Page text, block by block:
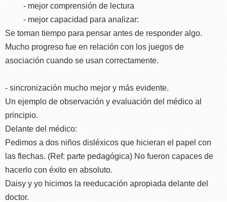
- mejor comprensión de lectura
- mejor capacidad para analizar:
Se toman tiempo para pensar antes de responder algo.
Mucho progreso fue en relación con los juegos de
asociación cuando se usan correctamente.
- sincronización mucho mejor y más evidente.
Un ejemplo de observación y evaluación del médico al
principio.
Delante del médico:
Pedimos a dos niños disléxicos que hicieran el papel con
las flechas. (Ref: parte pedagógica) No fueron capaces de
hacerlo con éxito en absoluto.
Daisy y yo hicimos la reeducación apropiada delante del
doctor.